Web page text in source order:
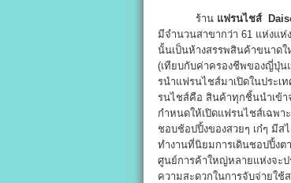
ร้าน แฟรนไชส์
มีจำนวนสาขากว่า 61 แห่งแ
นั้นเป็นห้างสรรพสินค้าขนาด
(เทียบกับค่าครองชีพของญี่ปุ่น
รนำแฟรนไชส์มาเปิดในประเ
รนไชส์คือ สินค้าทุกชิ้นนำเข้า
กำหนดให้เปิดแฟรนไชส์เฉพา
ชอบช้อปปิ้งของสวยๆ เก๋ๆ มี
ทำงานที่นิยมการเดินชอปปิ้ง
ศูนย์การค้าใหญ่หลายแห่งจะป
ความสะดวกในการจับจ่ายใช้